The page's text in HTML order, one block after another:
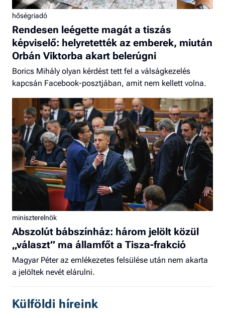
hőségriadó
Rendesen leégette magát a tiszás
képviselő: helyretették az emberek, miután
Orbán Viktorba akart belerúgni
Borics Mihály olyan kérdést tett fel a válságkezelés
kapcsán Facebook-posztjában, amit nem kellett volna.
miniszterelnök
Abszolút bábszínház: három jelölt közül
„választ” ma államfőt a Tisza-frakció
Magyar Péter az emlékezetes felsülése után nem akarta
a jelöltek nevét elárulni.
Külföldi híreink